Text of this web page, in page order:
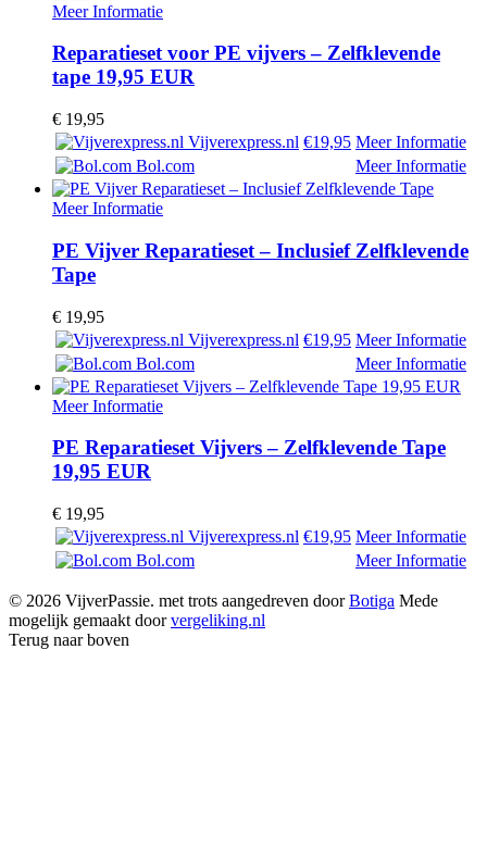
Meer Informatie
Reparatieset voor PE vijvers – Zelfklevende
tape 19,95 EUR
€ 19,95
Vijverexpress.nl €19,95 Meer Informatie
Bol.com
Meer Informatie
Meer Informatie
PE Vijver Reparatieset – Inclusief Zelfklevende
Tape
€ 19,95
Vijverexpress.nl €19,95 Meer Informatie
Bol.com
Meer Informatie
Meer Informatie
PE Reparatieset Vijvers – Zelfklevende Tape
19,95 EUR
€ 19,95
Vijverexpress.nl €19,95 Meer Informatie
Bol.com
Meer Informatie
© 2026 VijverPassie. met trots aangedreven doorBotiga Mede
mogelijk gemaakt doorvergeliking.nl
Terug naar boven